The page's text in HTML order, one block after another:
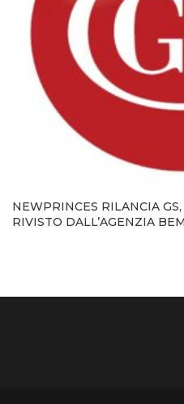
NEWPRINCES RILANCIA
RIVISTO DALL’AGENZIA